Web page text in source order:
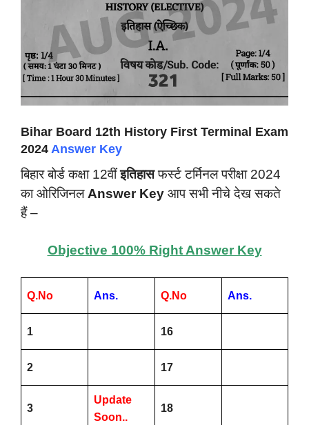
Bihar Board 12th History First Terminal Exam
2024 Answer Key
बिहार बोर्ड कक्षा 12वींइतिहासफर्स्ट टर्मिनल परीक्षा 2024
का ओरिजिनलAnswer Key आप सभी नीचे देख सकते
हैं –
Objective 100% Right Answer Key
Q.No Ans. Q.No Ans.
1 16
2 17
3
Update
Soon..
18